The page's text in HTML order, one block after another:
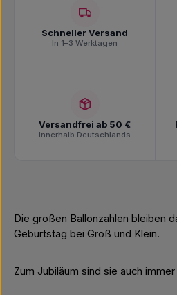
Schneller Versand
In 1–3 Werktagen
Versandfrei ab 50 €
Innerhalb Deutschlands
Die großen Ballonzahlen bleiben
Geburtstag bei Groß und Klein.
Zum Jubiläum sind sie auch